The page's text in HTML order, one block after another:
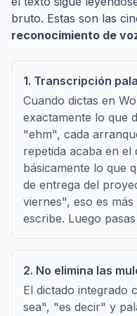
bruto. Estas son las
reconocimiento de
1. Transcripción
Cuando dictas en
exactamente lo que
"ehm", cada
repetida acaba en
básicamente lo que
de entrega del
viernes", eso es
escribe. Luego
2. No elimina las
El dictado integrado
sea", "es decir" y